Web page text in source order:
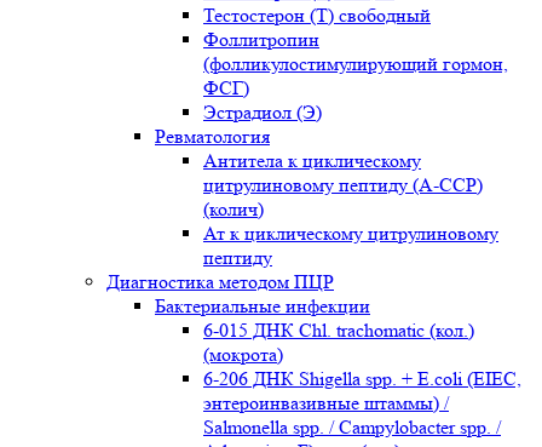
Тестостерон (Т) свободный
Фоллитропин
(фолликулостимулирующий гормон,
ФСГ)
Эстрадиол (Э)
Ревматология
Антитела к циклическому
цитрулиновому пептиду (A-ССР)
(колич)
Ат к циклическому цитрулиновому
пептиду
Диагностика методом ПЦР
Бактериальные инфекции
6-015 ДНК Chl. trachomatic (кол.)
(мокрота)
6-206 ДНК Shigella spp. + E.coli (EIEC,
энтероинвазивные штаммы) /
Salmonella spp. / Campylobacter spp. /